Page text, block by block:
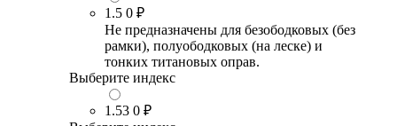
1.5 0 ₽
Не предназначены для безободковых (без
рамки), полуободковых (на леске) и
тонких титановых оправ.
Выберите индекс
1.53 0 ₽